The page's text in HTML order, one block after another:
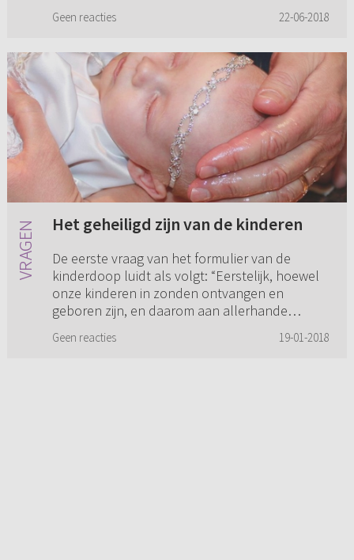
Geen reacties 22-06-2018
Het geheiligd zijn van de kinderen
De eerste vraag van het formulier van de
kinderdoop luidt als volgt: “Eerstelijk, hoewel
onze kinderen in zonden ontvangen en
geboren zijn, en daarom aan allerhande
Geen reacties 19-01-2018